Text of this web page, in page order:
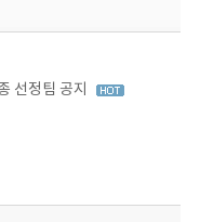
선정팀 공지